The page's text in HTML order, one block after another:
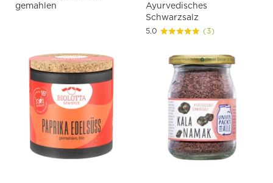
gemahlen
Ayurvedisches
Schwarzsalz
5.0 (3)